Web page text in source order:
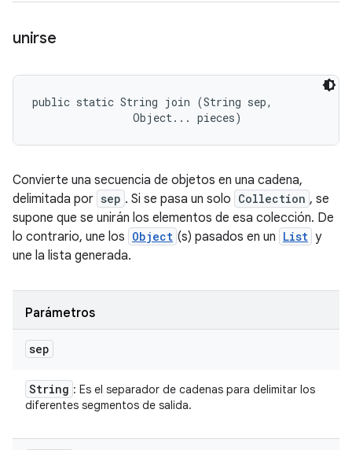
unirse
public static String join (String sep,
                Object... pieces)
Convierte una secuencia de objetos en una cadena,
delimitada por sep . Si se pasa un solo Collection , se
supone que se unirán los elementos de esa colección. De
lo contrario, une los Object (s) pasados en un List y
une la lista generada.
Parámetros
sep
String : Es el separador de cadenas para delimitar los
diferentes segmentos de salida.